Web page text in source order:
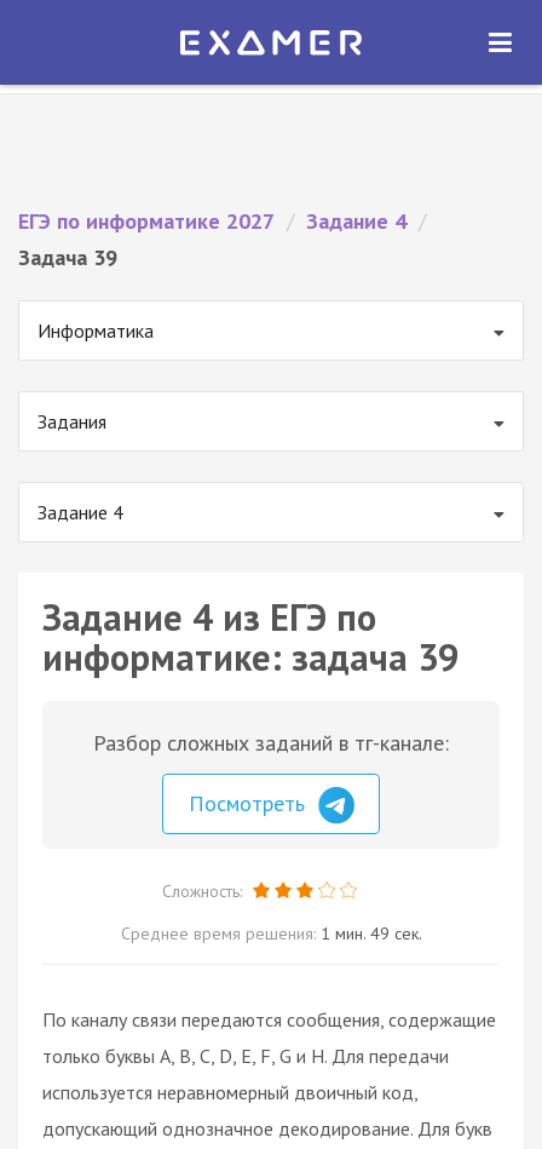
Экзамер — ЕГЭ 2027
ОТКРЫТЬ
ЕГЭ по информатике 2027 / Задание 4 /
Задача 39
Информатика
Задания
Задание 4
Задание 4 из ЕГЭ по
информатике: задача 39
Разбор сложных заданий в тг-канале:
Посмотреть
Сложность:
Среднее время решения: 1 мин. 49 сек.
По каналу связи передаются сообщения, содержащие
только буквы A, B, C, D, E, F, G и H. Для передачи
используется неравномерный двоичный код,
допускающий однозначное декодирование. Для букв